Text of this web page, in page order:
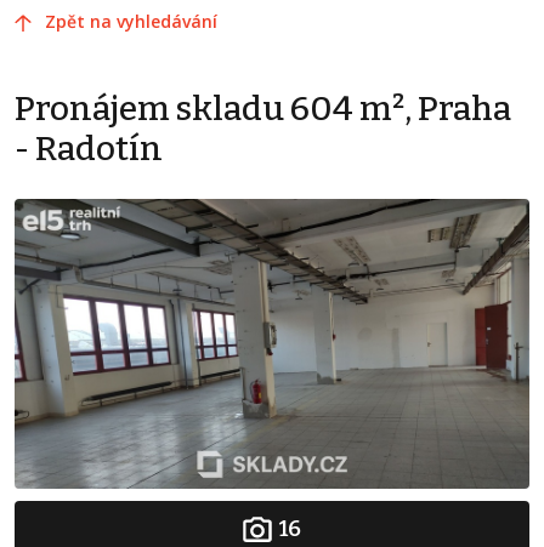
Zpět na vyhledávání
Pronájem skladu 604 m², Praha
- Radotín
16